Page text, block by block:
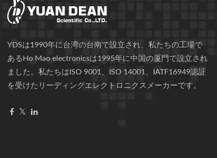
YDSは1990年に台湾の台南で設立され、私たちの工場で
あるHo Mao electronicsは1995年に中国の厦門で設立され
ました。私たちはISO 9001、ISO 14001、IATF16949認証
を受けたリーディングエレクトロニクスメーカーです。